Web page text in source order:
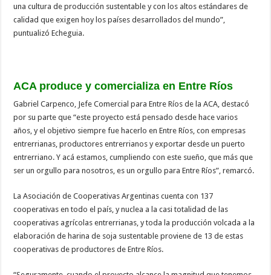
una cultura de producción sustentable y con los altos estándares de
calidad que exigen hoy los países desarrollados del mundo”,
puntualizó Echeguia.
ACA produce y comercializa en Entre Ríos
Gabriel Carpenco, Jefe Comercial para Entre Ríos de la ACA, destacó
por su parte que “este proyecto está pensado desde hace varios
años, y el objetivo siempre fue hacerlo en Entre Ríos, con empresas
entrerrianas, productores entrerrianos y exportar desde un puerto
entrerriano. Y acá estamos, cumpliendo con este sueño, que más que
ser un orgullo para nosotros, es un orgullo para Entre Ríos”, remarcó.
La Asociación de Cooperativas Argentinas cuenta con 137
cooperativas en todo el país, y nuclea a la casi totalidad de las
cooperativas agrícolas entrerrianas, y toda la producción volcada a la
elaboración de harina de soja sustentable proviene de 13 de estas
cooperativas de productores de Entre Ríos.